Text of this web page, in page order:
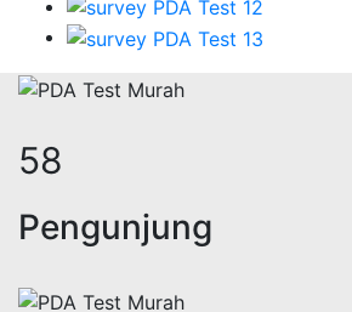
72
Pengunjung